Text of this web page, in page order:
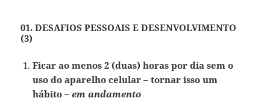
01. DESAFIOS PESSOAIS E DESENVOLVIMENTO
(3)
Ficar ao menos 2 (duas) horas por dia sem o
uso do aparelho celular – tornar isso um
hábito –em andamento